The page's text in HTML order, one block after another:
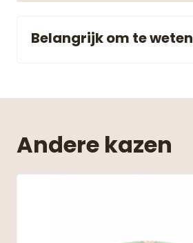
Belangrijk om te weten
Andere kazen